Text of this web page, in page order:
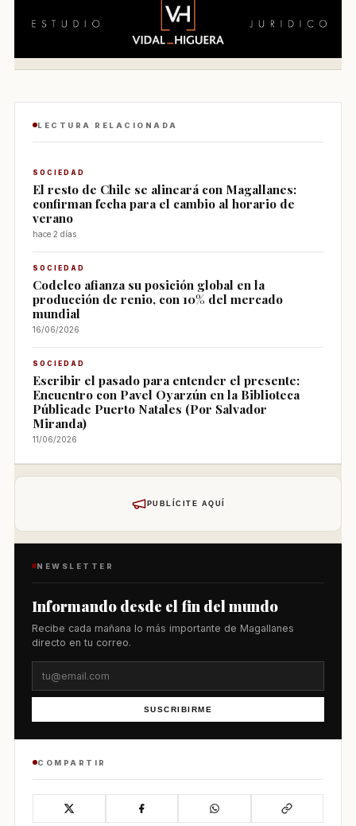
LECTURA RELACIONADA
SOCIEDAD
El resto de Chile se alineará con Magallanes:
confirman fecha para el cambio al horario de
verano
hace 2 días
SOCIEDAD
Codelco afianza su posición global en la
producción de renio, con 10% del mercado
mundial
16/06/2026
SOCIEDAD
Escribir el pasado para entender el presente:
Encuentro con Pavel Oyarzún en la Biblioteca
Públicade Puerto Natales (Por Salvador
Miranda)
11/06/2026
PUBLÍCITE AQUÍ
NEWSLETTER
Informando desde el fin del mundo
Recibe cada mañana lo más importante de Magallanes
directo en tu correo.
SUSCRIBIRME
COMPARTIR